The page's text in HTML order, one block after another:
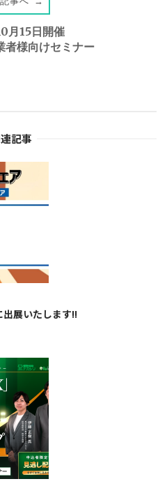
月15日開催
者様向けセミナー
記事
展いたします!!